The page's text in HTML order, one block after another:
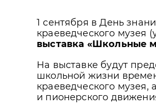
1 сентября в День
краеведческого музея
выставка «Школьные
На выставке будут
школьной жизни
краеведческого музея,
и пионерского